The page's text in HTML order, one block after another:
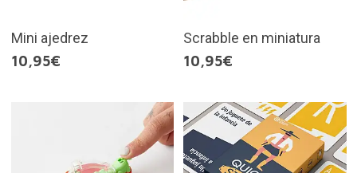
Mini ajedrez
10,95€
Scrabble en miniatura
10,95€